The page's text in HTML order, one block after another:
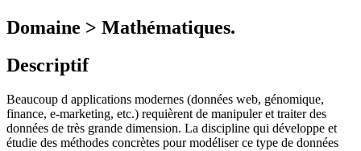
Domaine > Mathématiques.
Descriptif
Beaucoup d applications modernes (données web, génomique,
finance, e-marketing, etc.) requièrent de manipuler et traiter des
données de très grande dimension. La discipline qui développe et
étudie des méthodes concrètes pour modéliser ce type de données